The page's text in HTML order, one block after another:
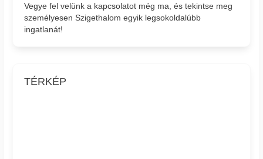
Vegye fel velünk a kapcsolatot még ma, és tekintse meg
személyesen Szigethalom egyik legsokoldalúbb
ingatlanát!
TÉRKÉP